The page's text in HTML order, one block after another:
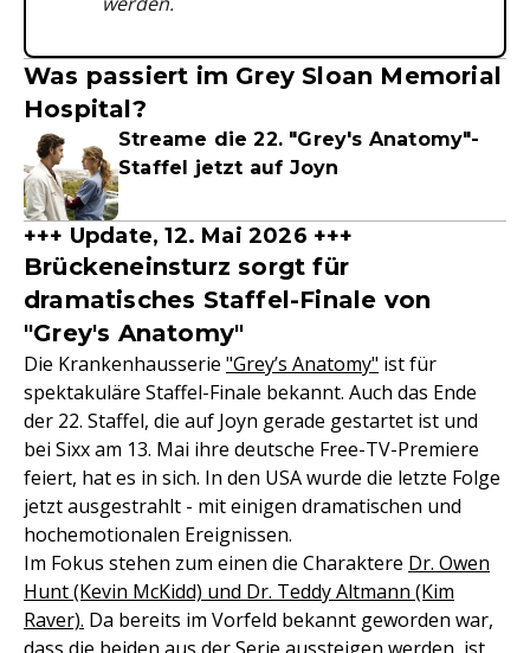
Was passiert im Grey Sloan Memorial
Hospital?
Streame die 22. "Grey's Anatomy"-
Staffel jetzt auf Joyn
+++ Update, 12. Mai 2026 +++
Brückeneinsturz sorgt für
dramatisches Staffel-Finale von
"Grey's Anatomy"
Die Krankenhausserie "Grey’s Anatomy" ist für
spektakuläre Staffel-Finale bekannt. Auch das Ende
der 22. Staffel, die auf Joyn gerade gestartet ist und
bei Sixx am 13. Mai ihre deutsche Free-TV-Premiere
feiert, hat es in sich. In den USA wurde die letzte Folge
jetzt ausgestrahlt - mit einigen dramatischen und
hochemotionalen Ereignissen.
Im Fokus stehen zum einen die Charaktere Dr. Owen
Hunt (Kevin McKidd) und Dr. Teddy Altmann (Kim
Raver). Da bereits im Vorfeld bekannt geworden war,